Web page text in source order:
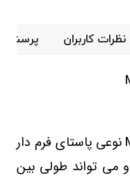
نظرات کاربران پرسش
نوعی پاستای فرم دار
می تواند طولی بین